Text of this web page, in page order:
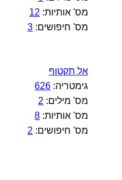
מס' אותיות: 12
מס' חיפושים: 3
אל תקטוף
גימטריה: 626
מס' מילים: 2
מס' אותיות: 8
מס' חיפושים: 2